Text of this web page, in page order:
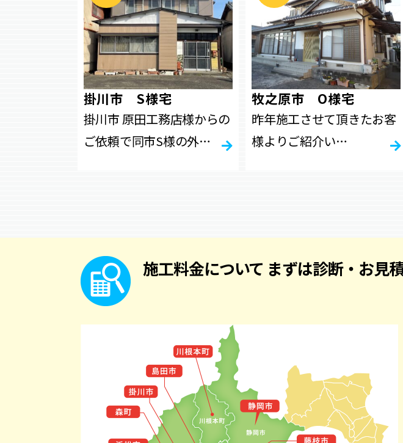
掛川市 S様宅
掛川市 原田工務店様からの
ご依頼で同市S様の外…
牧之原市 O様宅
昨年施工させて頂きたお客
様よりご紹介い…
施工料金について まずは診断・お見